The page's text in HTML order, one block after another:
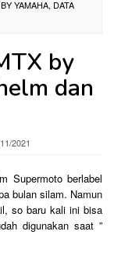
YAMAHA, DATA
by
dan
2021
Supermoto berlabel
bulan silam. Namun
so baru kali ini bisa
digunakan saat ”